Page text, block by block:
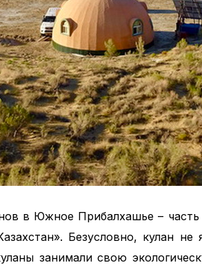
в Южное Прибалхашье –
Безусловно, кулан
занимали свою